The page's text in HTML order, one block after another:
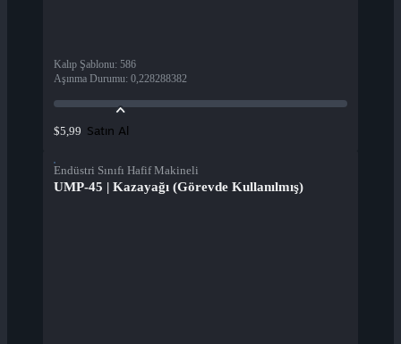
Kalıp Şablonu: 586
Aşınma Durumu: 0,228288382
$5,99 Satın Al
Endüstri Sınıfı Hafif Makineli
UMP-45 | Kazayağı (Görevde Kullanılmış)